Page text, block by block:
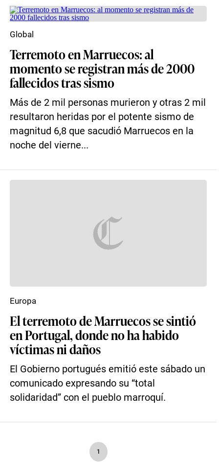
Terremoto en Marruecos: al
momento se registran más de 2000
fallecidos tras sismo
Más de 2 mil personas murieron y otras 2 mil
resultaron heridas por el potente sismo de
magnitud 6,8 que sacudió Marruecos en la
noche del vierne...
Global
El terremoto de Marruecos se sintió
en Portugal, donde no ha habido
víctimas ni daños
El Gobierno portugués emitió este sábado un
comunicado expresando su “total
solidaridad” con el pueblo marroquí.
Europa
1